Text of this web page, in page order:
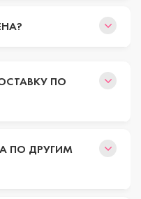
ПО
ПО ДРУГИМ